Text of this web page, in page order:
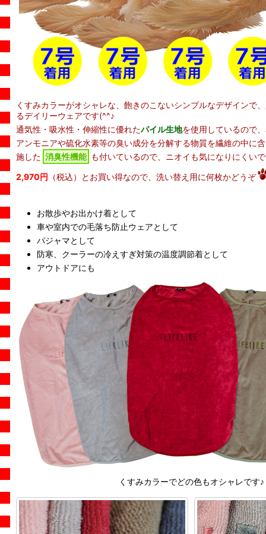
くすみカラーがオシャレな、飽きのこないシンプルなデザインで
るデイリーウェアです(^^♪
通気性・吸水性・伸縮性に優れたパイル生地を使用しているので
アンモニアや硫化水素等の臭い成分を分解する物質を繊維の中に
施した 消臭性機能 も付いているので、ニオイも気になりにくい
2,970円 （税込）とお買い得なので、洗い替え用に何枚かどうぞ
お散歩やお出かけ着として
車や室内での毛落ち防止ウェアとして
パジャマとして
防寒、クーラーの冷えすぎ対策の温度調節着として
アウトドアにも
くすみカラーでどの色もオシャレです♪